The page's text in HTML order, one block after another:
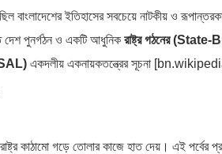
বাংলাদেশের ইতিহাসের সবচেয়ে নাটকীয় ও
দেশ পুনর্গঠন ও একটি আধুনিক রাষ্ট্র গঠনের
একদলীয় একনায়কতন্ত্রের সূচনা
কাঠামো গড়ে তোলার কাজে হাত দেয়। এই পর্বের